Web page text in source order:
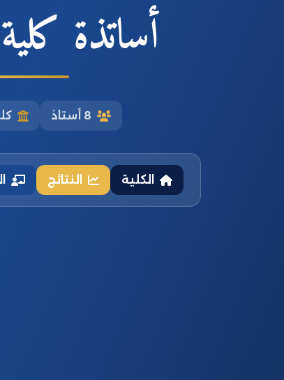
أساتذة
8 أستاذ
الكلية النتائج